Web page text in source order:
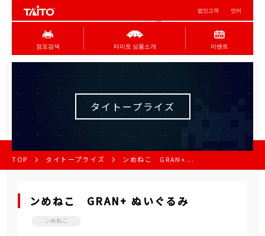
법인고객 언어
점포검색 타이토 상품소개 이벤트
タイトープライズ
TOP タイトープライズ ンめねこ GRAN+...
ンめねこ GRAN+ ぬいぐるみ
ンめねこ